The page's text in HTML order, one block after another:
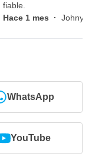
fiable.
Hace 1 mes · Johny,
WhatsApp
YouTube